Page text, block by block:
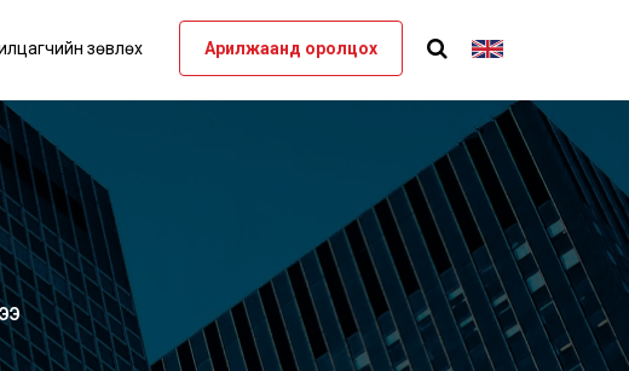
зөвлөх Арилжаанд оролцох